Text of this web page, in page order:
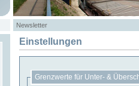
Newsletter
Einstellungen
Grenzwerte für Unter- &